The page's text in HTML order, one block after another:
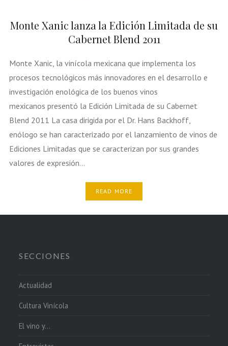
Monte Xanic lanza la Edición Limitada de su
Cabernet Blend 2011
Monte Xanic, la vinícola mexicana que implementa los
procesos tecnológicos más innovadores en el desarrollo e
investigación enológica de los buenos vinos
mexicanos presentó la Edición Limitada de su Cabernet
Blend 2011 La casa dirigida por el Dr. Hans Backhoff,
enólogo se han caracterizado por el lanzamiento de vinos de
Ediciones Limitadas que se caracterizan por sus grandes
valores de expresión…
READ MORE
SECCIONES
Actualidad
Cultura Vinícola
El vino y…